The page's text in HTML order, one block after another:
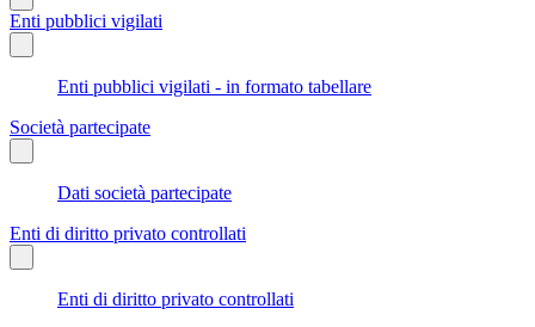
Enti pubblici vigilati
Enti pubblici vigilati - in formato tabellare
Società partecipate
Dati società partecipate
Enti di diritto privato controllati
Enti di diritto privato controllati